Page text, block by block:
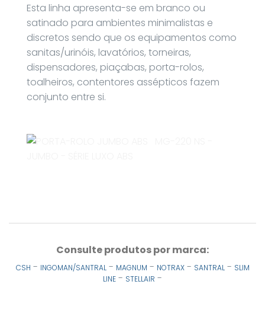
Esta linha apresenta-se em branco ou
satinado para ambientes minimalistas e
discretos sendo que os equipamentos como
sanitas/urinóis, lavatórios, torneiras,
dispensadores, piaçabas, porta-rolos,
toalheiros, contentores assépticos fazem
conjunto entre si.
Consulte produtos por marca:
CSH - INGOMAN/SANTRAL- MAGNUM - NOTRAX- SANTRAL- SLIM
LINE - STELLAIR -